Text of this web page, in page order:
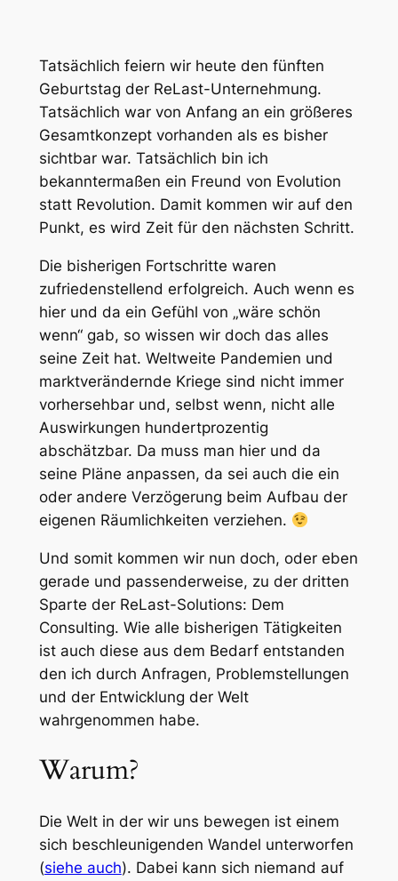
Tatsächlich feiern wir heute den fünften
Geburtstag der ReLast-Unternehmung.
Tatsächlich war von Anfang an ein größeres
Gesamtkonzept vorhanden als es bisher
sichtbar war. Tatsächlich bin ich
bekanntermaßen ein Freund von Evolution
statt Revolution. Damit kommen wir auf den
Punkt, es wird Zeit für den nächsten Schritt.
Die bisherigen Fortschritte waren
zufriedenstellend erfolgreich. Auch wenn es
hier und da ein Gefühl von „wäre schön
wenn“ gab, so wissen wir doch das alles
seine Zeit hat. Weltweite Pandemien und
marktverändernde Kriege sind nicht immer
vorhersehbar und, selbst wenn, nicht alle
Auswirkungen hundertprozentig
abschätzbar. Da muss man hier und da
seine Pläne anpassen, da sei auch die ein
oder andere Verzögerung beim Aufbau der
eigenen Räumlichkeiten verziehen.
Und somit kommen wir nun doch, oder eben
gerade und passenderweise, zu der dritten
Sparte der ReLast-Solutions: Dem
Consulting. Wie alle bisherigen Tätigkeiten
ist auch diese aus dem Bedarf entstanden
den ich durch Anfragen, Problemstellungen
und der Entwicklung der Welt
wahrgenommen habe.
Warum?
Die Welt in der wir uns bewegen ist einem
sich beschleunigenden Wandel unterworfen
(siehe auch). Dabei kann sich niemand auf